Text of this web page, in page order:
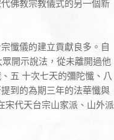
佛教宗教儀式的另一個新
懺儀的建立貢獻良多。自
開示說法，從未離開過他
五 十次七天的彌陀懺、八
到的為期三年的法華懺與
宋代天台宗山家派、山外派